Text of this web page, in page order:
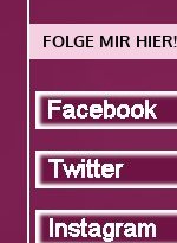
FOLGE MIR HIER!